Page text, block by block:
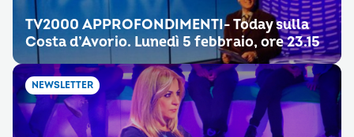
TV2000 APPROFONDIMENTI- Today sulla
Costa d’Avorio. Lunedì 5 febbraio, ore 23.15
NEWSLETTER